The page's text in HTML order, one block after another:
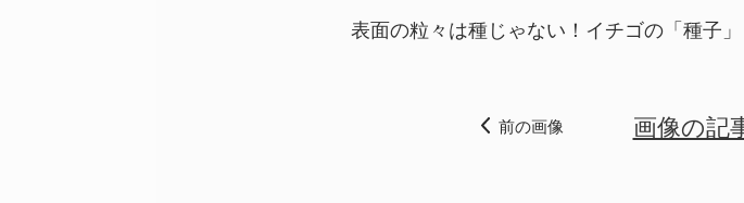
表面の粒々は種じゃない！イチゴの「種子
前の画像 画像の記